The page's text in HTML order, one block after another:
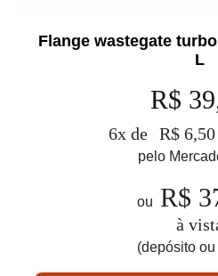
Flange wastegate
L
R$
6x de R$
pelo
ou R$
à
(depósito